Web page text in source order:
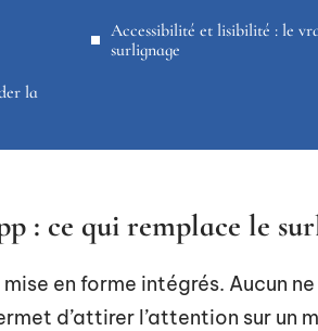
la
Accessibilité et lisibilité : le
surlignage
: ce qui remplace le
en forme intégrés. Aucun
d’attirer l’attention sur un